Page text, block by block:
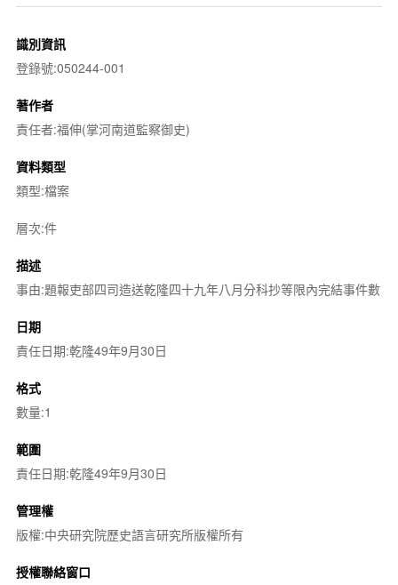
識別資訊
登錄號:050244-001
著作者
責任者:福伸(掌河南道監察御史)
資料類型
類型:檔案
層次:件
描述
事由:題報吏部四司造送乾隆四十九年八月分科抄等限內完結事件數
日期
責任日期:乾隆49年9月30日
格式
數量:1
範圍
責任日期:乾隆49年9月30日
管理權
版權:中央研究院歷史語言研究所版權所有
授權聯絡窗口